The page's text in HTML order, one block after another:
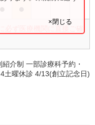
ず医療機関に直接ご確
×閉じる
介制 一部診療科予約・
土曜休診 4/13(創立記念日)